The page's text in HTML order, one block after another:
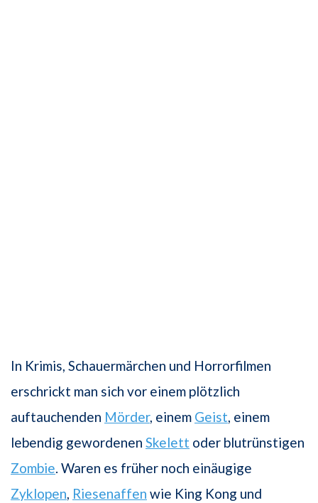
In Krimis, Schauermärchen und Horrorfilmen
erschrickt man sich vor einem plötzlich
auftauchenden Mörder, einem Geist, einem
lebendig gewordenen Skelett oder blutrünstigen
Zombie. Waren es früher noch einäugige
Zyklopen, Riesenaffen wie King Kong und